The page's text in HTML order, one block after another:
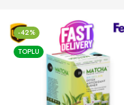
-42%
TOPLU